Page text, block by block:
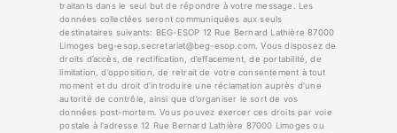
traitants dans le seul but de répondre à votre message. Les
données collectées seront communiquées aux seuls
destinataires suivants: BEG-ESOP 12 Rue Bernard Lathière 87000
Limoges beg-esop.secretariat@beg-esop.com. Vous disposez de
droits d’accès, de rectification, d’effacement, de portabilité, de
limitation, d’opposition, de retrait de votre consentement à tout
moment et du droit d’introduire une réclamation auprès d’une
autorité de contrôle, ainsi que d’organiser le sort de vos
données post-mortem. Vous pouvez exercer ces droits par voie
postale à l'adresse 12 Rue Bernard Lathière 87000 Limoges ou